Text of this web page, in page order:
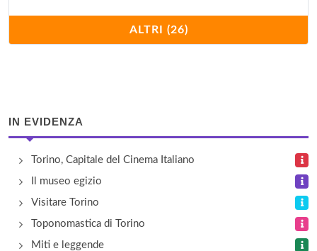
British School of English
via Saluzzo 60, Torino
Churchill British Centre
corso Inghilterrra 19/e, Torino
Deutsch Institut
piazza della Repubblica 3, Chuivasso
ALTRI (26)
IN EVIDENZA
Torino, Capitale del Cinema Italiano
Il museo egizio
Visitare Torino
Toponomastica di Torino
Miti e leggende